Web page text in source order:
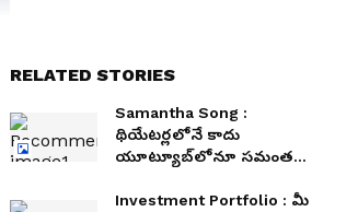
RELATED STORIES
Samantha Song :
థియేటర్లలోనే కాదు
యూట్యూబ్‌లోనూ సమంత
సాంగ్
Investment Portfolio : మీ